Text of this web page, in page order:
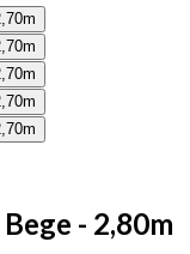
- 2,80m